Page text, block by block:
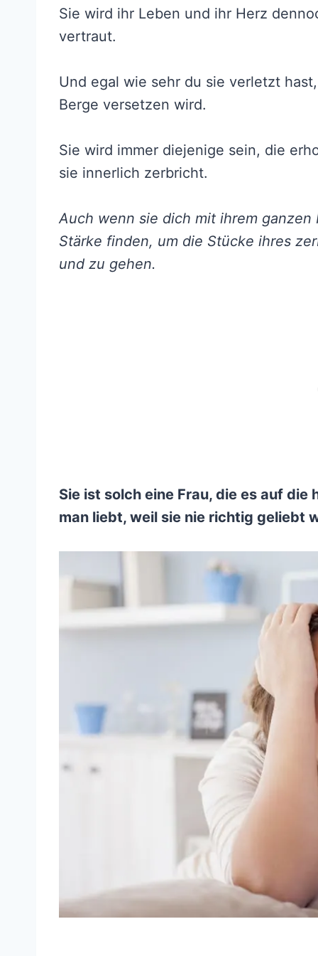
Sie wird ihr Leben und ihr Herz
vertraut.
Und egal wie sehr du sie verletzt
Berge versetzen wird.
Sie wird immer diejenige sein, die
sie innerlich zerbricht.
Auch wenn sie dich mit ihrem
Stärke finden, um die Stücke ihres
und zu gehen.
Sie ist solch eine Frau, die es auf
man liebt, weil sie nie richtig geliebt